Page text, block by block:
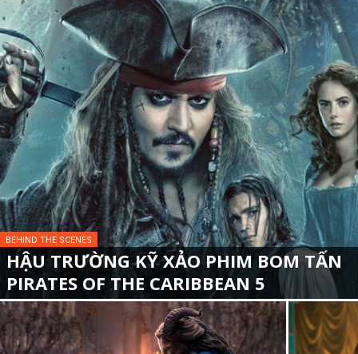
BEHIND THE SCENES
HẬU TRƯỜNG KỸ XẢO PHIM BOM TẤN
PIRATES OF THE CARIBBEAN 5